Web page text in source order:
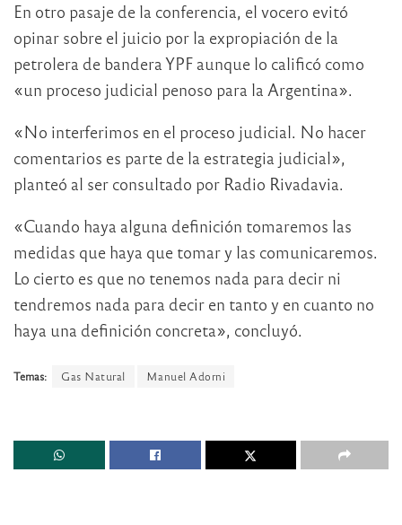
En otro pasaje de la conferencia, el vocero evitó
opinar sobre el juicio por la expropiación de la
petrolera de bandera YPF aunque lo calificó como
«un proceso judicial penoso para la Argentina».
«No interferimos en el proceso judicial. No hacer
comentarios es parte de la estrategia judicial»,
planteó al ser consultado por Radio Rivadavia.
«Cuando haya alguna definición tomaremos las
medidas que haya que tomar y las comunicaremos.
Lo cierto es que no tenemos nada para decir ni
tendremos nada para decir en tanto y en cuanto no
haya una definición concreta», concluyó.
Temas: Gas Natural Manuel Adorni